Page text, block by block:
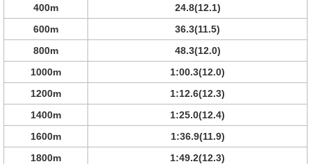
400m
24.8(12.1)
600m
36.3(11.5)
800m
48.3(12.0)
1000m
1:00.3(12.0)
1200m
1:12.6(12.3)
1400m
1:25.0(12.4)
1600m
1:36.9(11.9)
1800m
1:49.2(12.3)